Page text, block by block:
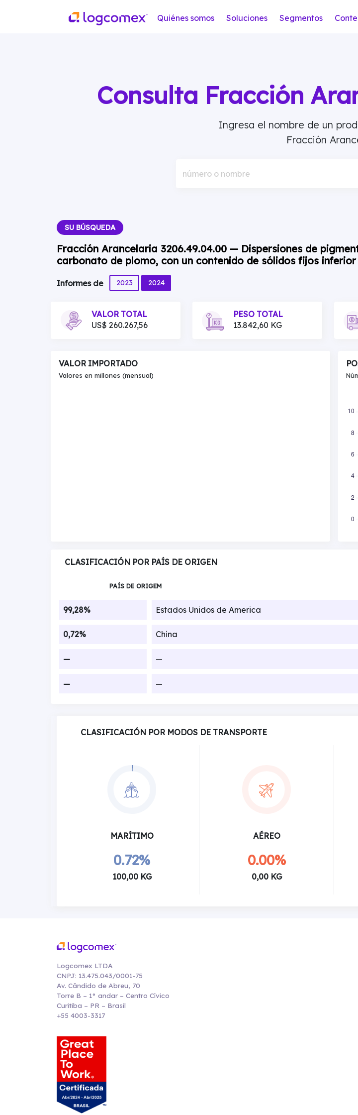
Quiénes somos Soluciones Segmentos
Consulta Fracción
Ingresa el nombre de un
Fracción
número o nombre
SU BÚSQUEDA
Fracción Arancelaria 3206.49.04.00 — Dispersiones de
carbonato de plomo, con un contenido de sólidos fijos
Informes de 2023 2024
VALOR TOTAL
US$ 260.267,56
PESO TOTAL
13.842,60 KG
VALOR IMPORTADO
Valores en millones (mensual)
CLASIFICACIÓN POR PAÍS DE ORIGEN
PAÍS DE ORIGEM
99,28% Estados Unidos de America
0,72% China
— —
— —
CLASIFICACIÓN POR MODOS DE TRANSPORTE
MARÍTIMO
0.72%
100,00 KG
AÉREO
0.00%
0,00 KG
Logcomex LTDA
CNPJ: 13.475.043/0001-75
Av. Cândido de Abreu, 70
Torre B – 1° andar – Centro Cívico
Curitiba – PR – Brasil
+55 4003-3317